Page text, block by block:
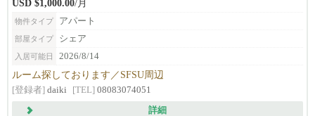
USD $1,000.00/月
物件タイプ アパート
部屋タイプ シェア
入居可能日 2026/8/14
ルーム探しております／SFSU周辺
[登録者] daiki [TEL] 08083074051
詳細